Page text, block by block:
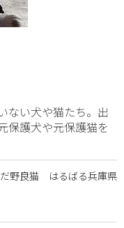
ない犬や猫たち。出
保護犬や元保護猫を
野良猫 はるばる兵庫県